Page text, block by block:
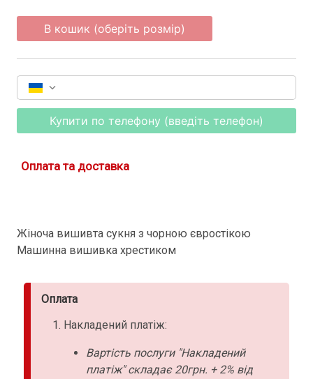
В кошик (оберіть розмір)
Купити по телефону (введіть телефон)
Оплата та доставка
Жіноча вишивта сукня з чорною євростікою
Машинна вишивка хрестиком
Оплата
Накладений платіж:
Вартість послуги "Накладений
платіж" складає 20грн. + 2% від